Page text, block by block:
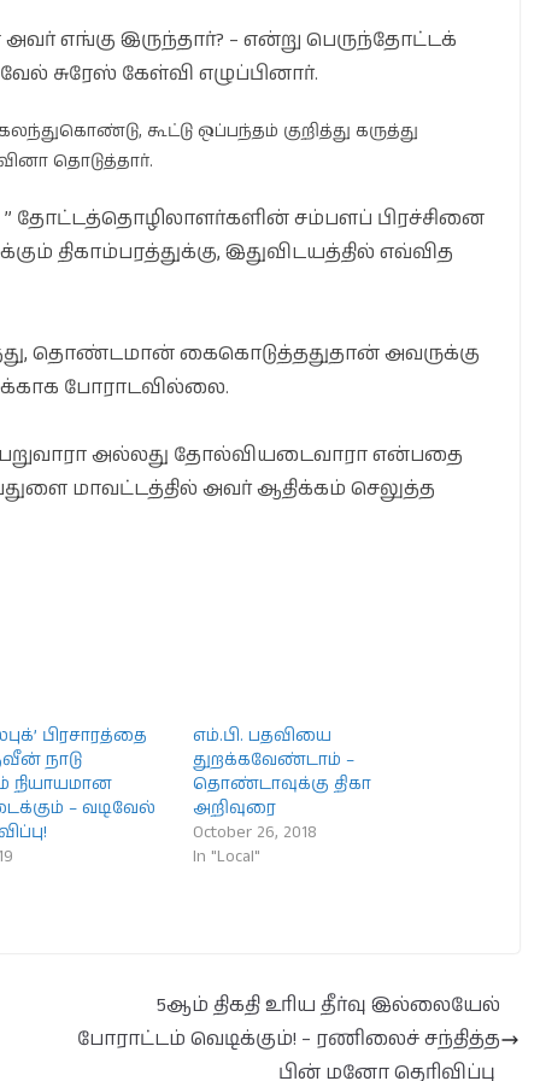
எங்கு இருந்தார்? – என்று பெருந்தோட்டக்
சுரேஸ் கேள்வி எழுப்பினார்.
கூட்டு ஒப்பந்தம் குறித்து கருத்து
தொடுத்தார்.
” தோட்டத்தொழிலாளர்களின் சம்பளப் பிரச்சினை
திகாம்பரத்துக்கு, இதுவிடயத்தில் எவ்வித
தொண்டமான் கைகொடுத்ததுதான் அவருக்கு
போராடவில்லை.
அல்லது தோல்வியடைவாரா என்பதை
மாவட்டத்தில் அவர் ஆதிக்கம் செலுத்த
பிரசாரத்தை
நாடு
நியாயமான
– வடிவேல்
எம்.பி. பதவியை
துறக்கவேண்டாம் –
தொண்டாவுக்கு திகா
அறிவுரை
October 26, 2018
In "Local"
5ஆம் திகதி உரிய தீர்வு இல்லையேல்
போராட்டம் வெடிக்கும்! – ரணிலைச் சந்தித்த
பின் மனோ தெரிவிப்பு